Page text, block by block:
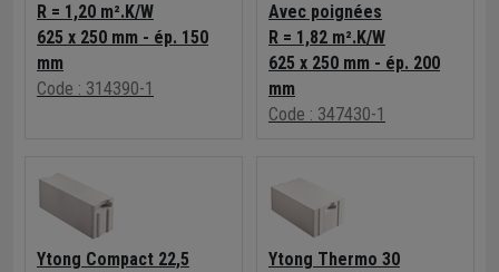
R = 1,20 m².K/W
625 x 250 mm - ép. 150
mm
Code : 314390-1
Avec poignées
R = 1,82 m².K/W
625 x 250 mm - ép. 200
mm
Code : 347430-1
Ytong Compact 22,5
Ytong Thermo 30